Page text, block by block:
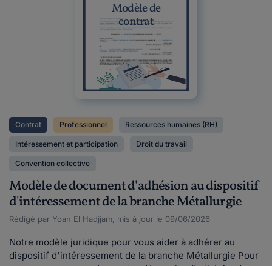
Modèle de
contrat
Contrat Professionnel Ressources humaines (RH)
Intéressement et participation Droit du travail
Convention collective
Modèle de document d'adhésion au dispositif
d'intéressement de la branche Métallurgie
Rédigé par Yoan El Hadjjam, mis à jour le 09/06/2026
Notre modèle juridique pour vous aider à adhérer au
dispositif d'intéressement de la branche Métallurgie Pour